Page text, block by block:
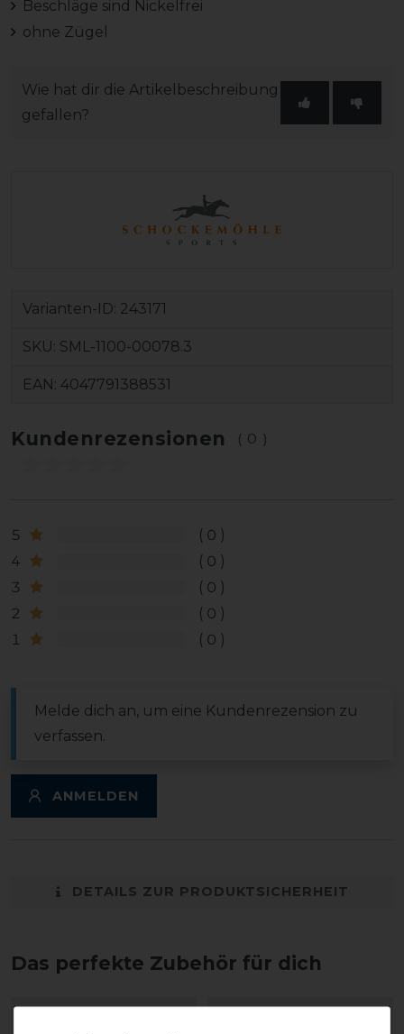
Beschläge sind Nickelfrei
ohne Zügel
Wie hat dir die Artikelbeschreibung
gefallen?
Varianten-ID: 243171
SKU: SML-1100-00078.3
EAN: 4047791388531
Kundenrezensionen (0)
5
0
4
0
3
0
2
0
1
0
Melde dich an, um eine Kundenrezension zu
verfassen.
ANMELDEN
DETAILS ZUR PRODUKTSICHERHEIT
Das perfekte Zubehör für dich